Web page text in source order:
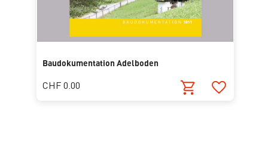
Baudokumentation Adelboden
CHF 0.00